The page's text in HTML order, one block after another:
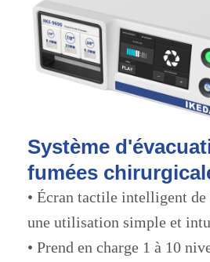
Système
fumées
• Écran tactile intelligent de
une utilisation simple et
• Prend en charge 1 à 10